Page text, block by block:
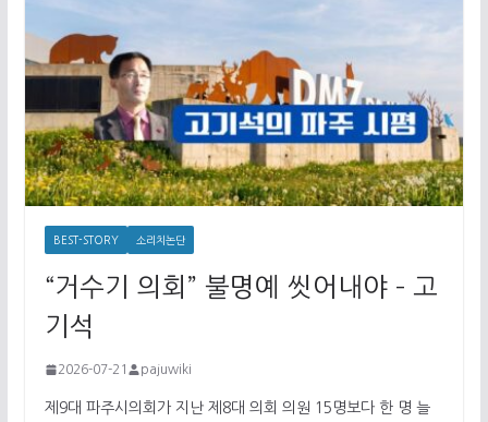
BEST-STORY 소리치논단
“거수기 의회” 불명예 씻어내야 – 고
기석
2026-07-21 pajuwiki
제9대 파주시의회가 지난 제8대 의회 의원 15명보다 한 명 늘